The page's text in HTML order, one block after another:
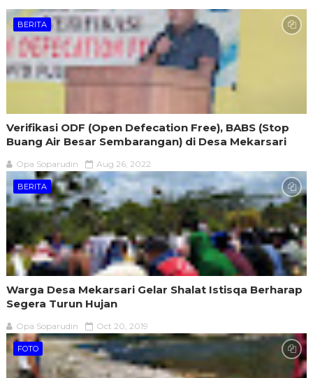
BERITA
Verifikasi ODF (Open Defecation Free), BABS (Stop
Buang Air Besar Sembarangan) di Desa Mekarsari
Opa Soparudin Aug 26, 2022
BERITA
Warga Desa Mekarsari Gelar Shalat Istisqa Berharap
Segera Turun Hujan
Opa Soparudin Oct 20, 2019
FOTO